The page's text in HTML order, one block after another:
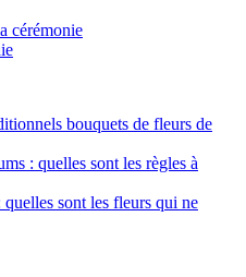
cérémonie
bouquets de fleurs de
: quelles sont les règles à
sont les fleurs qui ne